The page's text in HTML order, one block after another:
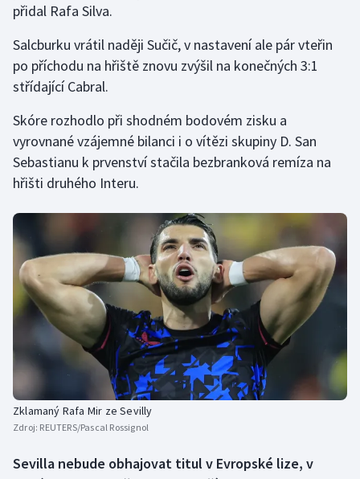
přidal Rafa Silva.
Salcburku vrátil naději Sučič, v nastavení ale pár vteřin
po příchodu na hřiště znovu zvýšil na konečných 3:1
střídající Cabral.
Skóre rozhodlo při shodném bodovém zisku a
vyrovnané vzájemné bilanci i o vítězi skupiny D. San
Sebastianu k prvenství stačila bezbranková remíza na
hřišti druhého Interu.
Zklamaný Rafa Mir ze Sevilly
Zdroj: REUTERS/Pascal Rossignol
Sevilla nebude obhajovat titul v Evropské lize, v